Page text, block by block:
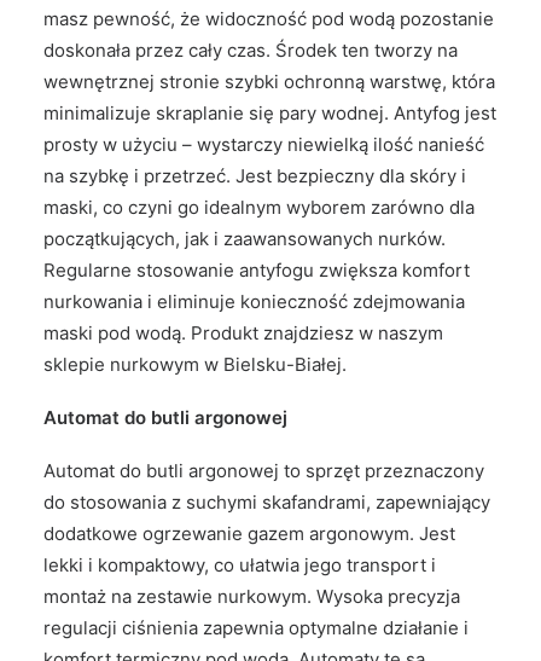
masz pewność, że widoczność pod wodą pozostanie
doskonała przez cały czas. Środek ten tworzy na
wewnętrznej stronie szybki ochronną warstwę, która
minimalizuje skraplanie się pary wodnej. Antyfog jest
prosty w użyciu – wystarczy niewielką ilość nanieść
na szybkę i przetrzeć. Jest bezpieczny dla skóry i
maski, co czyni go idealnym wyborem zarówno dla
początkujących, jak i zaawansowanych nurków.
Regularne stosowanie antyfogu zwiększa komfort
nurkowania i eliminuje konieczność zdejmowania
maski pod wodą. Produkt znajdziesz w naszym
sklepie nurkowym w Bielsku-Białej.
Automat do butli argonowej
Automat do butli argonowej to sprzęt przeznaczony
do stosowania z suchymi skafandrami, zapewniający
dodatkowe ogrzewanie gazem argonowym. Jest
lekki i kompaktowy, co ułatwia jego transport i
montaż na zestawie nurkowym. Wysoka precyzja
regulacji ciśnienia zapewnia optymalne działanie i